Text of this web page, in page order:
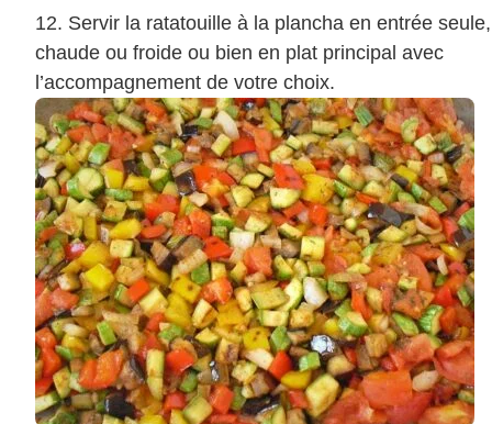
Servir la ratatouille à la plancha en entrée seule,
chaude ou froide ou bien en plat principal avec
l’accompagnement de votre choix.